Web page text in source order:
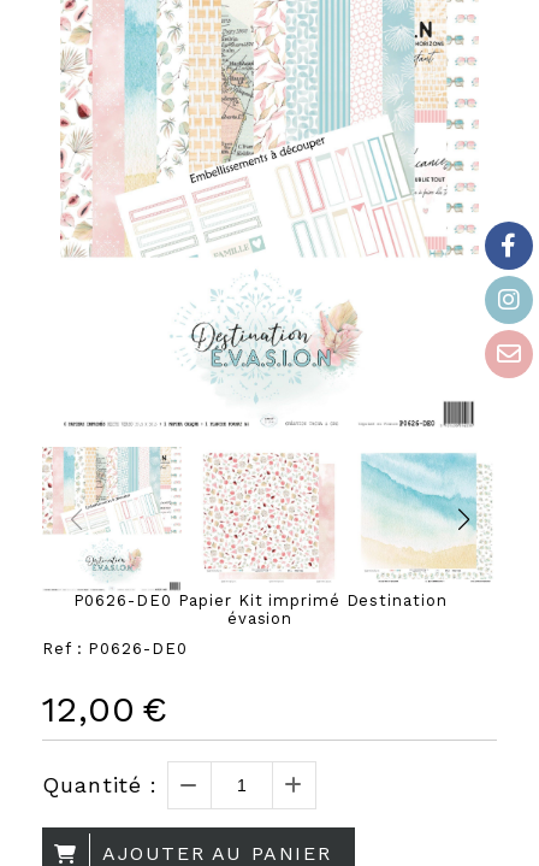
P0626-DE0 Papier Kit imprimé Destination
évasion
Ref : P0626-DE0
12,00 €
Quantité :
AJOUTER AU PANIER